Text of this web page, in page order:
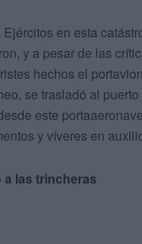
en esta
y a pesar de las
hechos el
se trasladó al
este
y víveres en
a las trincheras